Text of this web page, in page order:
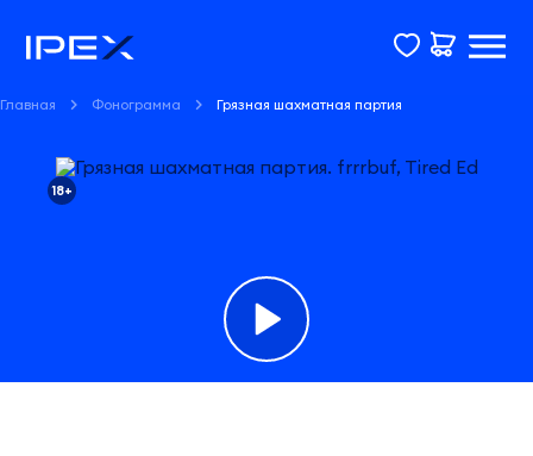
Главная Фонограмма Грязная шахматная партия
18+